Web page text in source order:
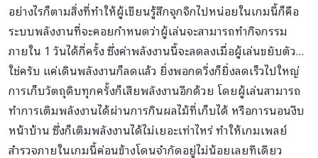
อย่างไรก็ตามสิ่งที่ทำให้ผู้เขียนรู้สึกจุกจิกไปหน่อยในเกมนี้ก็คือ
ระบบพลังงานที่จะคอยกำหนดว่าผู้เล่นจะสามารถทำกิจกรรม
ภายใน 1 วันได้กี่ครั้ง ซึ่งค่าพลังงานนี้จะลดลงเมื่อผู้เล่นขยับตัว…
ใช่ครับ แค่เดินพลังงานก็ลดแล้ว ยิ่งพอกดวิ่งก็ยิ่งลดเร็วไปใหญ่
การเก็บวัตถุดิบทุกครั้งก็เสียพลังงานอีกด้วย โดยผู้เล่นสามารถ
ทำการเติมพลังงานได้ผ่านการกินผลไม้ที่เก็บได้ หรือการนอนงีบ
หน้าบ้าน ซึ่งก็เติมพลังงานได้ไม่เยอะเท่าไหร่ ทำให้เกมเพลย์
สำรวจภายในเกมนี้ค่อนข้างโดนจำกัดอยู่ไม่น้อยเลยทีเดียว